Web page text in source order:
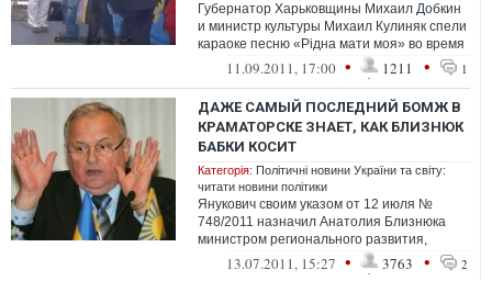
Губернатор Харьковщины Михаил Добкин
и министр культуры Михаил Кулиняк спели
караоке песню «Рідна мати моя» во время
фестиваля «Пече...
11.09.2011, 17:00 • 1211 • 1
ДАЖЕ САМЫЙ ПОСЛЕДНИЙ БОМЖ В
КРАМАТОРСКЕ ЗНАЕТ, КАК БЛИЗНЮК
БАБКИ КОСИТ
Категорія: Політичні новини України та світу:
читати новини політики
Янукович своим указом от 12 июля №
748/2011 назначил Анатолия Близнюка
министром регионального развития,
строительства и жилищно-коммунального
13.07.2011, 15:27 • 3763 • 2